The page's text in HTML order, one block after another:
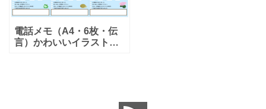
電話メモ（A4・6枚・伝
言）かわいいイラスト